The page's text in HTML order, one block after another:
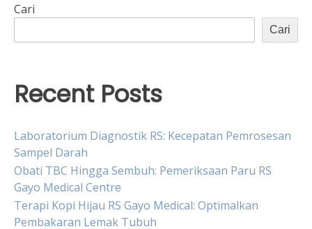
Cari
Cari
Recent Posts
Laboratorium Diagnostik RS: Kecepatan Pemrosesan
Sampel Darah
Obati TBC Hingga Sembuh: Pemeriksaan Paru RS
Gayo Medical Centre
Terapi Kopi Hijau RS Gayo Medical: Optimalkan
Pembakaran Lemak Tubuh